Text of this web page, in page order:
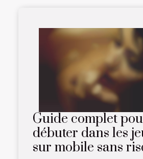
Guide complet
débuter dans les
sur mobile sans